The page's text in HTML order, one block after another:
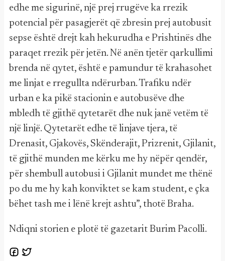
edhe me sigurinë, një prej rrugëve ka rrezik
potencial për pasagjerët që zbresin prej autobusit
sepse është drejt kah hekurudha e Prishtinës dhe
paraqet rrezik për jetën. Në anën tjetër qarkullimi
brenda në qytet, është e pamundur të krahasohet
me linjat e rregullta ndërurban. Trafiku ndër
urban e ka pikë stacionin e autobusëve dhe
mbledh të gjithë qytetarët dhe nuk janë vetëm të
një linjë. Qytetarët edhe të linjave tjera, të
Drenasit, Gjakovës, Skënderajit, Prizrenit, Gjilanit,
të gjithë munden me kërku me hy nëpër qendër,
për shembull autobusi i Gjilanit mundet me thënë
po du me hy kah konviktet se kam student, e çka
bëhet tash me i lënë krejt ashtu”, thotë Braha.
Ndiqni storien e plotë të gazetarit Burim Pacolli.